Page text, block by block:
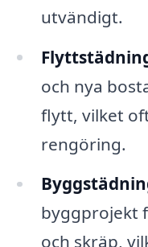
utvändigt.
och nya
flytt, vilket
rengöring.
byggprojekt
och skräp,